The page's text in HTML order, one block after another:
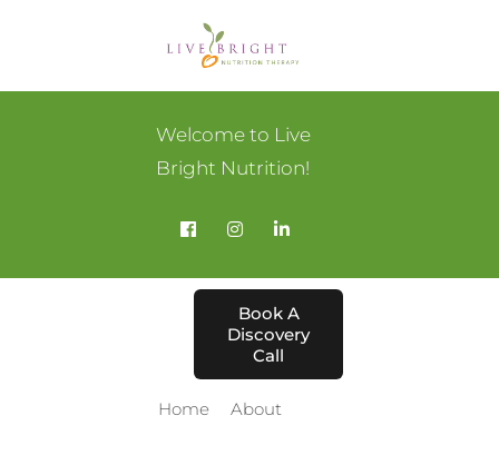
Welcome to Live
Bright Nutrition!
Book A
Discovery
Call
Home About